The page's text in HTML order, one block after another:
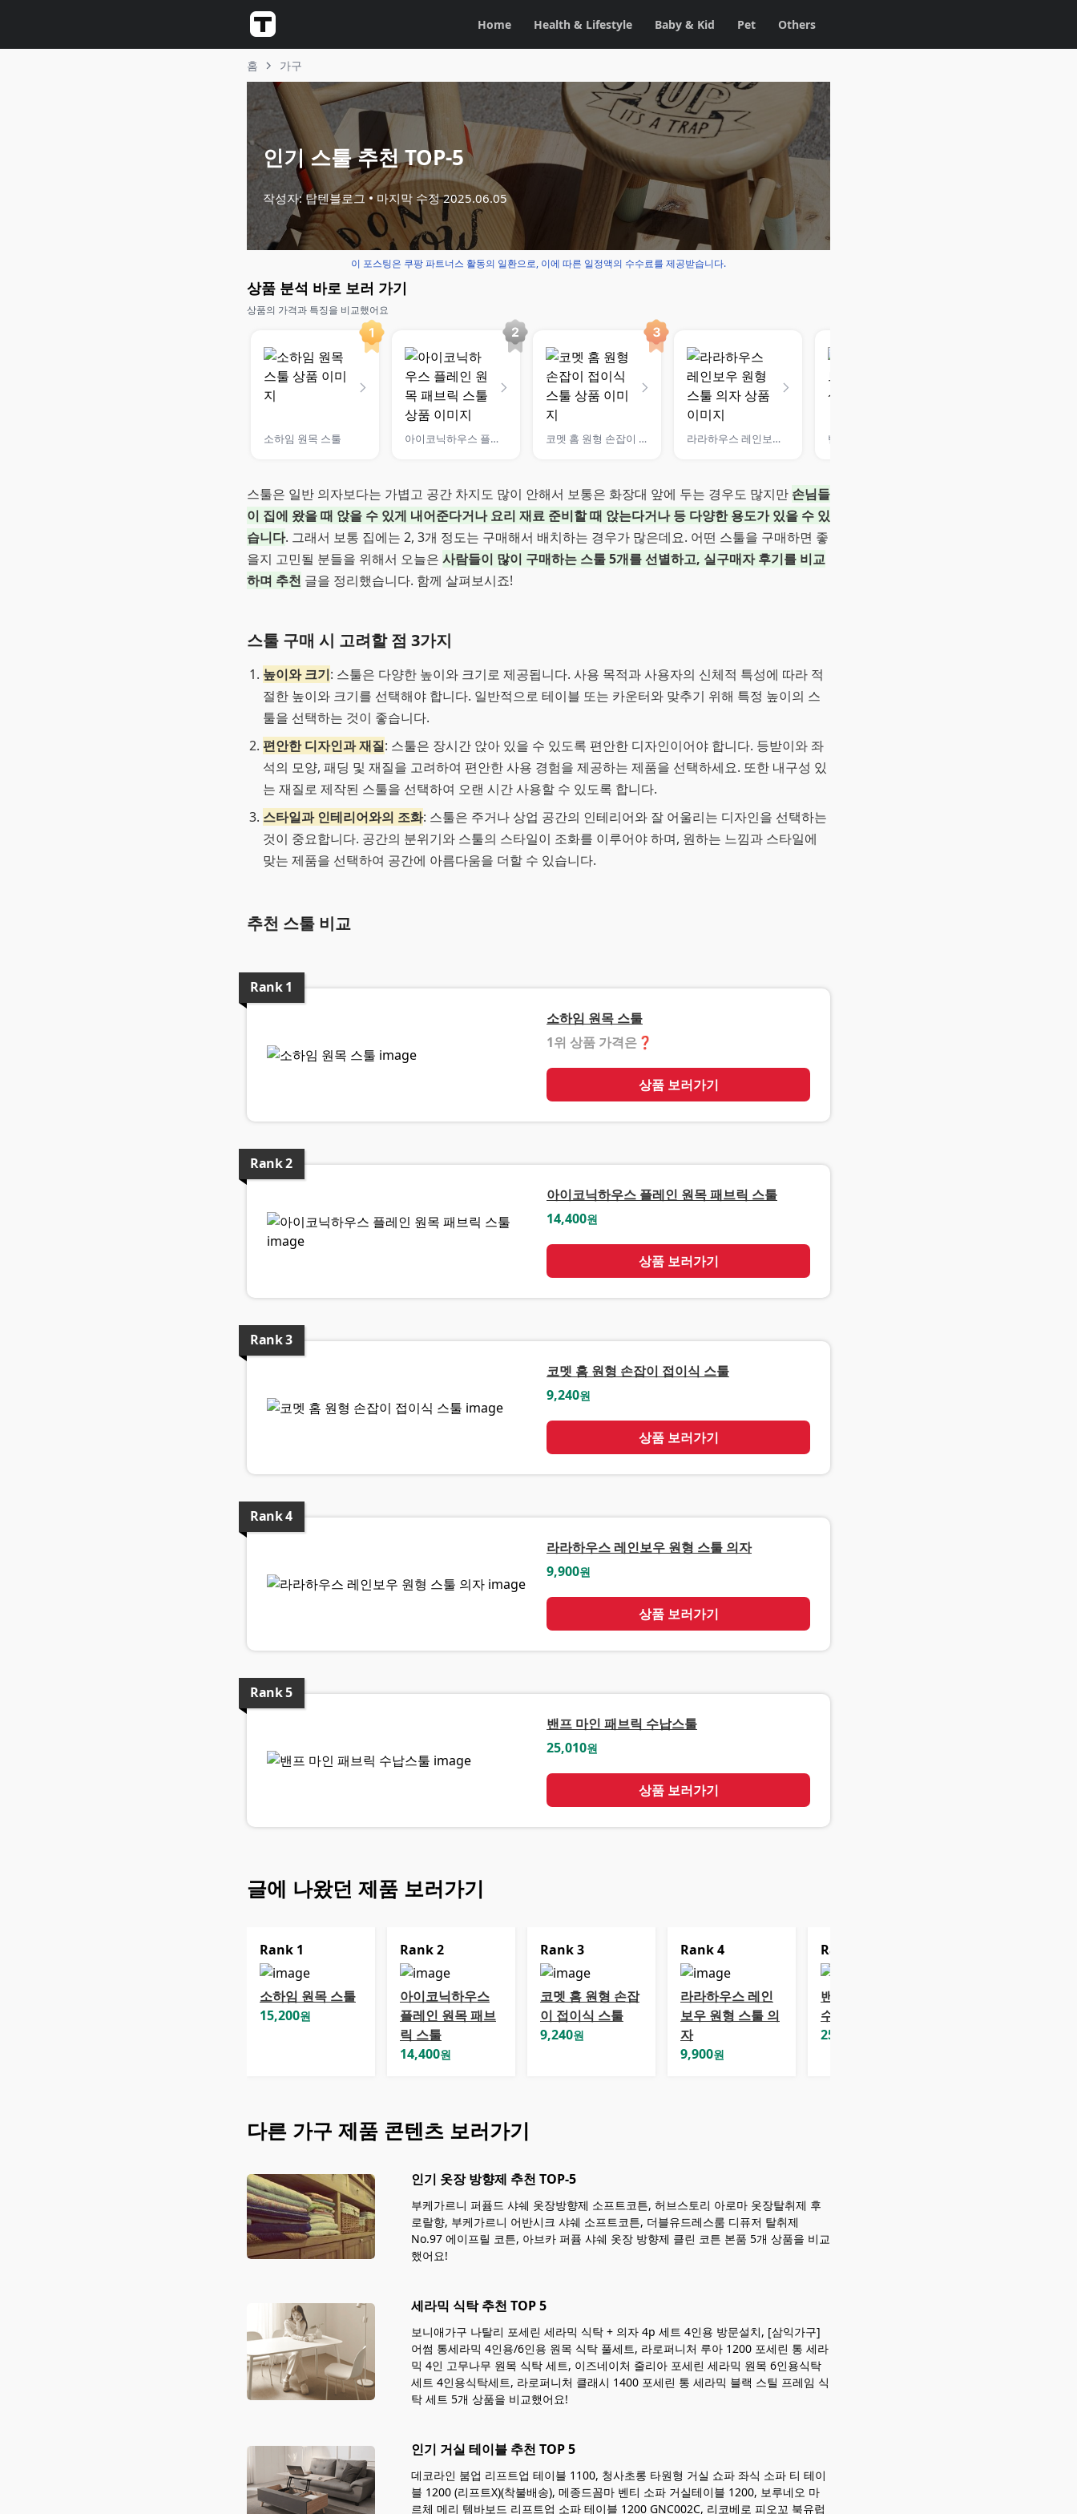
Home Health & Lifestyle Baby & Kid Pet Others
홈 가구
인기 스툴 추천 TOP-5
작성자: 탑텐블로그 마지막 수정2025.06.05
이 포스팅은 쿠팡 파트너스 활동의 일환으로, 이에 따른 일정액의 수수료를 제공받습니다.
상품 분석 바로 보러 가기
상품의 가격과 특징을 비교했어요
소하임 원목 스툴 아이코닉하우스 플레인 원목 패브릭 스툴 코멧 홈 원형 손잡이 접이식 스툴 라라하우스 레인보우 원형 스툴 의자
스툴은 일반 의자보다는 가볍고 공간 차지도 많이 안해서 보통은 화장대 앞에 두는 경우도 많지만 손님들
이 집에 왔을 때 앉을 수 있게 내어준다거나 요리 재료 준비할 때 앉는다거나 등 다양한 용도가 있을 수 있
습니다. 그래서 보통 집에는 2, 3개 정도는 구매해서 배치하는 경우가 많은데요. 어떤 스툴을 구매하면 좋
을지 고민될 분들을 위해서 오늘은 사람들이 많이 구매하는 스툴 5개를 선별하고, 실구매자 후기를 비교
하며 추천 글을 정리했습니다. 함께 살펴보시죠!
스툴 구매 시 고려할 점 3가지
높이와 크기: 스툴은 다양한 높이와 크기로 제공됩니다. 사용 목적과 사용자의 신체적 특성에 따라 적
절한 높이와 크기를 선택해야 합니다. 일반적으로 테이블 또는 카운터와 맞추기 위해 특정 높이의 스
툴을 선택하는 것이 좋습니다.
편안한 디자인과 재질: 스툴은 장시간 앉아 있을 수 있도록 편안한 디자인이어야 합니다. 등받이와 좌
석의 모양, 패딩 및 재질을 고려하여 편안한 사용 경험을 제공하는 제품을 선택하세요. 또한 내구성 있
는 재질로 제작된 스툴을 선택하여 오랜 시간 사용할 수 있도록 합니다.
스타일과 인테리어와의 조화: 스툴은 주거나 상업 공간의 인테리어와 잘 어울리는 디자인을 선택하는
것이 중요합니다. 공간의 분위기와 스툴의 스타일이 조화를 이루어야 하며, 원하는 느낌과 스타일에
맞는 제품을 선택하여 공간에 아름다움을 더할 수 있습니다.
추천 스툴 비교
Rank1
소하임 원목 스툴
1위 상품 가격은 ❓
상품 보러가기
Rank2
아이코닉하우스 플레인 원목 패브릭 스툴
14,400원
상품 보러가기
Rank3
코멧 홈 원형 손잡이 접이식 스툴
9,240원
상품 보러가기
Rank4
라라하우스 레인보우 원형 스툴 의자
9,900원
상품 보러가기
Rank5
밴프 마인 패브릭 수납스툴
25,010원
상품 보러가기
글에 나왔던 제품 보러가기
Rank 1
소하임 원목 스툴
15,200원
Rank2
아이코닉하우스
플레인 원목 패브
릭 스툴
14,400원
Rank3
코멧 홈 원형 손잡
이 접이식 스툴
9,240원
Rank4
라라하우스 레인
보우 원형 스툴 의
자
9,900원
Rank
밴프 마인 패브릭
수납스툴
25,010
다른 가구 제품 콘텐츠 보러가기
인기 옷장 방향제 추천 TOP-5
부케가르니 퍼퓸드 샤쉐 옷장방향제 소프트코튼, 허브스토리 아로마 옷장탈취제 후
로랄향, 부케가르니 어반시크 샤쉐 소프트코튼, 더블유드레스룸 디퓨저 탈취제
No.97 에이프릴 코튼, 아브카 퍼퓸 샤쉐 옷장 방향제 클린 코튼 본품 5개 상품을 비교
했어요!
세라믹 식탁 추천 TOP 5
보니애가구 나탈리 포세린 세라믹 식탁 + 의자 4p 세트 4인용 방문설치, [삼익가구]
어썸 통세라믹 4인용/6인용 원목 식탁 풀세트, 라로퍼니처 루아 1200 포세린 통 세라
믹 4인 고무나무 원목 식탁 세트, 이즈네이처 줄리아 포세린 세라믹 원목 6인용식탁
세트 4인용식탁세트, 라로퍼니처 클래시 1400 포세린 통 세라믹 블랙 스틸 프레임 식
탁 세트 5개 상품을 비교했어요!
인기 거실 테이블 추천 TOP 5
데코라인 붐업 리프트업 테이블 1100, 청사초롱 타원형 거실 쇼파 좌식 소파 티 테이
블 1200 (리프트X)(착불배송), 메종드꼼마 벤티 소파 거실테이블 1200, 보루네오 마
르체 메리 템바보드 리프트업 소파 테이블 1200 GNC002C, 리코베로 피오꼬 북유럽